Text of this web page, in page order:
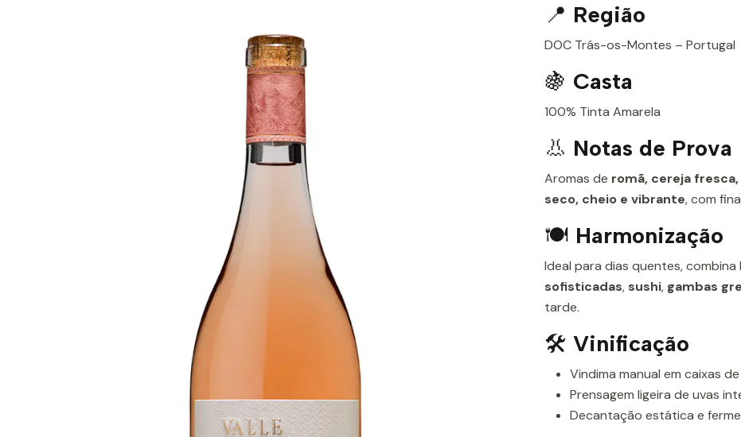
📍 Região
DOC Trás-os-Montes – Portugal
🍇 Casta
100% Tinta Amarela
👃 Notas de Prova
Aromas de romã, cereja
seco, cheio e vibrante, com
🍽️ Harmonização
Ideal para dias quentes, combina
sofisticadas, sushi, gambas
tarde.
🛠️ Vinificação
Vindima manual em caixas de
Prensagem ligeira de uvas
Decantação estática e